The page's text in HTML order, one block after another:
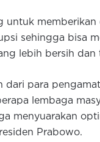
untuk memberikan
sehingga bisa
lebih bersih dan
dari para
lembaga
menyuarakan
Prabowo.